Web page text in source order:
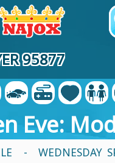
95877
Eve:
-
WEDNESDAY